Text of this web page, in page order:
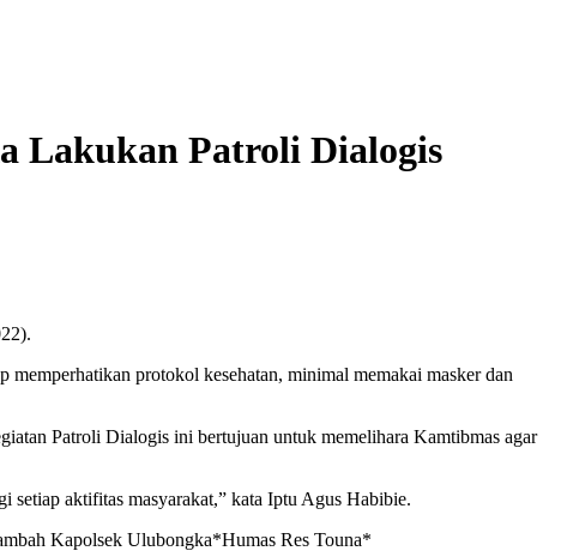
Lakukan Patroli Dialogis
protokol kesehatan, minimal memakai masker dan
Patroli Dialogis ini bertujuan untuk memelihara Kamtibmas agar
setiap aktifitas masyarakat,” kata Iptu Agus Habibie.
Kapolsek Ulubongka*Humas Res Touna*